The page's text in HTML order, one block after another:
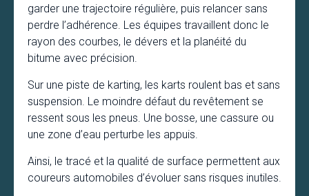
garder une trajectoire régulière, puis relancer sans
perdre l’adhérence. Les équipes travaillent donc le
rayon des courbes, le dévers et la planéité du
bitume avec précision.
Sur une piste de karting, les karts roulent bas et sans
suspension. Le moindre défaut du revêtement se
ressent sous les pneus. Une bosse, une cassure ou
une zone d’eau perturbe les appuis.
Ainsi, le tracé et la qualité de surface permettent aux
coureurs automobiles d’évoluer sans risques inutiles.